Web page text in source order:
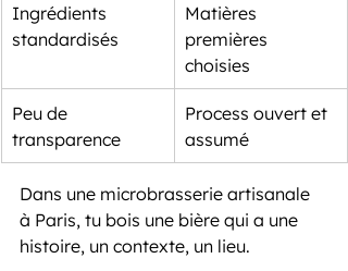
Ingrédients
standardisés
Matières
premières
choisies
Peu de
transparence
Process ouvert et
assumé
Dans une microbrasserie artisanale
à Paris, tu bois une bière qui a une
histoire, un contexte, un lieu.